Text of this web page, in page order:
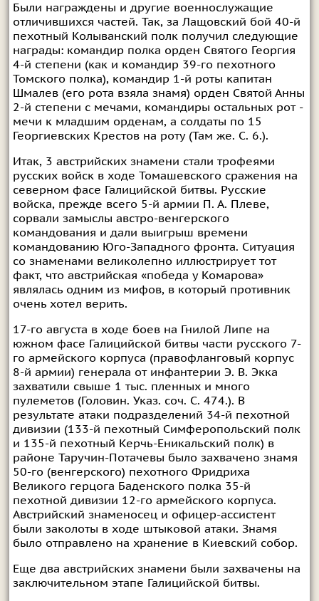
Были награждены и другие военнослужащие
отличившихся частей. Так, за Лащовский бой 40-й
пехотный Колыванский полк получил следующие
награды: командир полка орден Святого Георгия
4-й степени (как и командир 39-го пехотного
Томского полка), командир 1-й роты капитан
Шмалев (его рота взяла знамя) орден Святой Анны
2-й степени с мечами, командиры остальных рот -
мечи к младшим орденам, а солдаты по 15
Георгиевских Крестов на роту (Там же. С. 6.).
Итак, 3 австрийских знамени стали трофеями
русских войск в ходе Томашевского сражения на
северном фасе Галицийской битвы. Русские
войска, прежде всего 5-й армии П. А. Плеве,
сорвали замыслы австро-венгерского
командования и дали выигрыш времени
командованию Юго-Западного фронта. Ситуация
со знаменами великолепно иллюстрирует тот
факт, что австрийская «победа у Комарова»
являлась одним из мифов, в который противник
очень хотел верить.
17-го августа в ходе боев на Гнилой Липе на
южном фасе Галицийской битвы части русского 7-
го армейского корпуса (правофланговый корпус
8-й армии) генерала от инфантерии Э. В. Экка
захватили свыше 1 тыс. пленных и много
пулеметов (Головин. Указ. соч. С. 474.). В
результате атаки подразделений 34-й пехотной
дивизии (133-й пехотный Симферопольский полк
и 135-й пехотный Керчь-Еникальский полк) в
районе Таручин-Потачевы было захвачено знамя
50-го (венгерского) пехотного Фридриха
Великого герцога Баденского полка 35-й
пехотной дивизии 12-го армейского корпуса.
Австрийский знаменосец и офицер-ассистент
были заколоты в ходе штыковой атаки. Знамя
было отправлено на хранение в Киевский собор.
Еще два австрийских знамени были захвачены на
заключительном этапе Галицийской битвы.